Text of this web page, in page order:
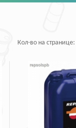
Кол-во на странице: